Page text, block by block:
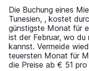
14
categories.
The
chart
has
1
Y
Die Buchung eines
Tunesien, , kostet
günstigste Monat für
ist der Februar, wo
kannst. Vermeide
teuersten Monat für
die Preise ab € 51